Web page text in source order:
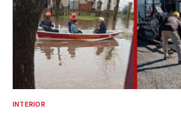
INTERIOR